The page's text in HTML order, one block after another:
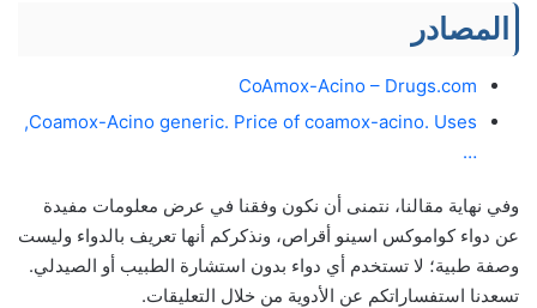
المصادر
CoAmox-Acino – Drugs.com
Coamox-Acino generic. Price of coamox-acino. Uses,
…
وفي نهاية مقالنا، نتمنى أن نكون وفقنا في عرض معلومات مفيدة
عن دواء كواموكس اسينو أقراص، ونذكركم أنها تعريف بالدواء وليست
وصفة طبية؛ لا تستخدم أي دواء بدون استشارة الطبيب أو الصيدلي.
تسعدنا استفساراتكم عن الأدوية من خلال التعليقات.